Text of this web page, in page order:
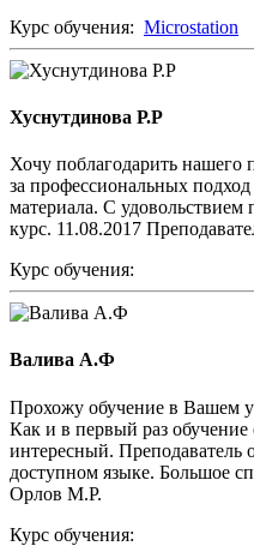
Курс обучения: Microstation
Хуснутдинова Р.Р
Хочу поблагодарить нашего
за профессиональных
материала. С удовольствием
курс. 11.08.2017
Курс обучения:
Валива А.Ф
Прохожу обучение в Вашем
Как и в первый раз
интересный. Преподаватель
доступном языке. Большое
Орлов М.Р.
Курс обучения: